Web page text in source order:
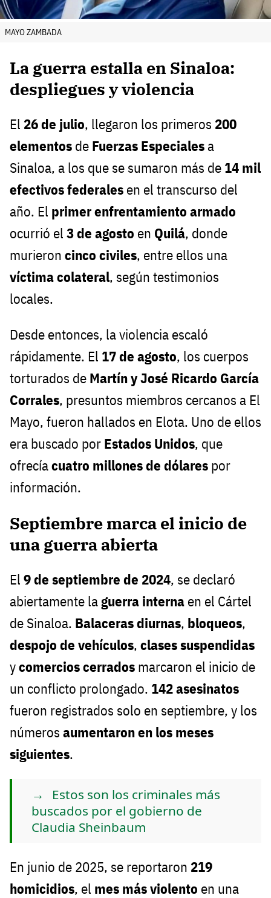
MAYO ZAMBADA
La guerra estalla en Sinaloa:
despliegues y violencia
El 26 de julio, llegaron los primeros 200
elementos de Fuerzas Especiales a
Sinaloa, a los que se sumaron más de 14 mil
efectivos federales en el transcurso del
año. El primer enfrentamiento armado
ocurrió el 3 de agosto en Quilá, donde
murieron cinco civiles, entre ellos una
víctima colateral, según testimonios
locales.
Desde entonces, la violencia escaló
rápidamente. El 17 de agosto, los cuerpos
torturados de Martín y José Ricardo García
Corrales, presuntos miembros cercanos a El
Mayo, fueron hallados en Elota. Uno de ellos
era buscado por Estados Unidos, que
ofrecíacuatro millones de dólares por
información.
Septiembre marca el inicio de
una guerra abierta
El 9 de septiembre de 2024, se declaró
abiertamente laguerra interna en el Cártel
de Sinaloa. Balaceras diurnas, bloqueos,
despojo de vehículos, clases suspendidas
ycomercios cerrados marcaron el inicio de
un conflicto prolongado. 142 asesinatos
fueron registrados solo en septiembre, y los
números aumentaron en los meses
siguientes.
Estos son los criminales más
buscados por el gobierno de
Claudia Sheinbaum
En junio de 2025, se reportaron 219
homicidios, el mes más violento en una